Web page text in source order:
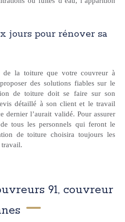
jours pour rénover sa
de la toiture que votre couvreur à
des solutions fiables sur le
de toiture doit se faire sur son
détaillé à son client et le travail
dernier l’aurait validé. Pour assurer
tous les personnels qui feront le
de toiture choisira toujours les
travail.
91, couvreur